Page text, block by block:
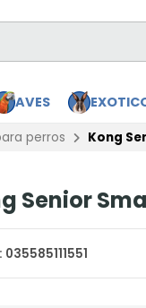
AVES
perros Kong
Senior
035585111551